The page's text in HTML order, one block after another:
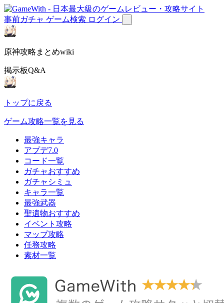
事前ガチャ ゲーム検索 ログイン
原神攻略まとめwiki
掲示板Q&A
トップに戻る
ゲーム攻略一覧を見る
最強キャラ
アプデ7.0
コード一覧
ガチャおすすめ
ガチャシミュ
キャラ一覧
最強武器
聖遺物おすすめ
イベント攻略
マップ攻略
任務攻略
素材一覧